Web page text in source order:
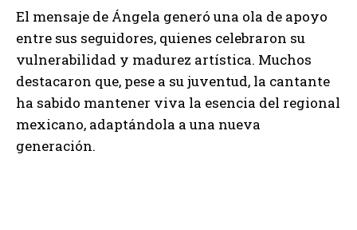
El mensaje de Ángela generó una ola de apoyo
entre sus seguidores, quienes celebraron su
vulnerabilidad y madurez artística. Muchos
destacaron que, pese a su juventud, la cantante
ha sabido mantener viva la esencia del regional
mexicano, adaptándola a una nueva
generación.